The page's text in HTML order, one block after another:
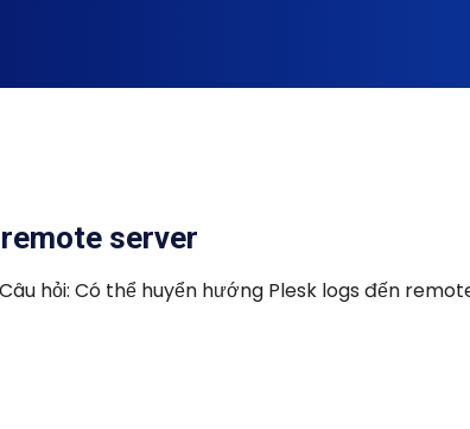
server
hỏi: Có thể huyển hướng Plesk logs đến